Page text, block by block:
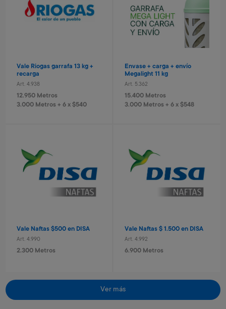
Valija Spiderman 51 cm
Art. 520
Valija Stitch 41 cm
Art. 521
Monopatin
1.880 Metros + 4 x $1.250
Cámara recargable Stitch
800 Metros + 4 x $530
9.700 Metros
970 Metros + 4 x $640
Vale Riogas garrafa 13 kg +
recarga
Art. 4.938
12.950 Metros
3.000 Metros + 6 x $540
Envase + carga + envío
Megalight 11 kg
Art. 5.362
15.400 Metros
3.000 Metros + 6 x $548
Vale Naftas $500 en DISA
Art. 4.990
2.300 Metros
Vale Naftas $ 1.500 en DISA
Art. 4.992
6.900 Metros
Ver más